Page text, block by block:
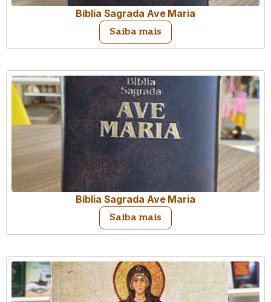
Bíblia Sagrada Ave Maria
Saiba mais
Bíblia Sagrada Ave Maria
Saiba mais